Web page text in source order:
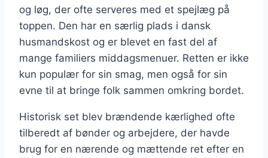
og løg, der ofte serveres med et spejlæg på
toppen. Den har en særlig plads i dansk
husmandskost og er blevet en fast del af
mange familiers middagsmenuer. Retten er ikke
kun populær for sin smag, men også for sin
evne til at bringe folk sammen omkring bordet.
Historisk set blev brændende kærlighed ofte
tilberedt af bønder og arbejdere, der havde
brug for en nærende og mættende ret efter en